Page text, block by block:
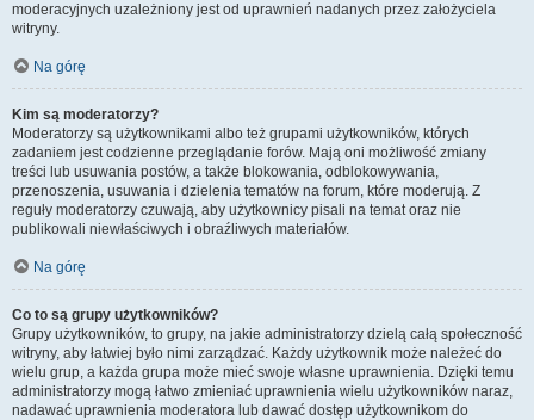
moderacyjnych uzależniony jest od uprawnień nadanych przez założyciela
witryny.
Na górę
Kim są moderatorzy?
Moderatorzy są użytkownikami albo też grupami użytkowników, których
zadaniem jest codzienne przeglądanie forów. Mają oni możliwość zmiany
treści lub usuwania postów, a także blokowania, odblokowywania,
przenoszenia, usuwania i dzielenia tematów na forum, które moderują. Z
reguły moderatorzy czuwają, aby użytkownicy pisali na temat oraz nie
publikowali niewłaściwych i obraźliwych materiałów.
Na górę
Co to są grupy użytkowników?
Grupy użytkowników, to grupy, na jakie administratorzy dzielą całą społeczność
witryny, aby łatwiej było nimi zarządzać. Każdy użytkownik może należeć do
wielu grup, a każda grupa może mieć swoje własne uprawnienia. Dzięki temu
administratorzy mogą łatwo zmieniać uprawnienia wielu użytkowników naraz,
nadawać uprawnienia moderatora lub dawać dostęp użytkownikom do